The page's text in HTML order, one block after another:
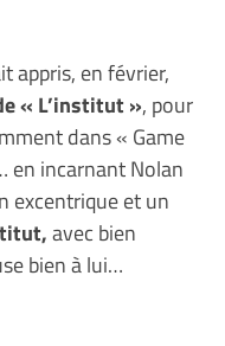
appris, en février,
« L’institut », pour
dans « Game
en incarnant Nolan
excentrique et un
avec bien
bien à lui…